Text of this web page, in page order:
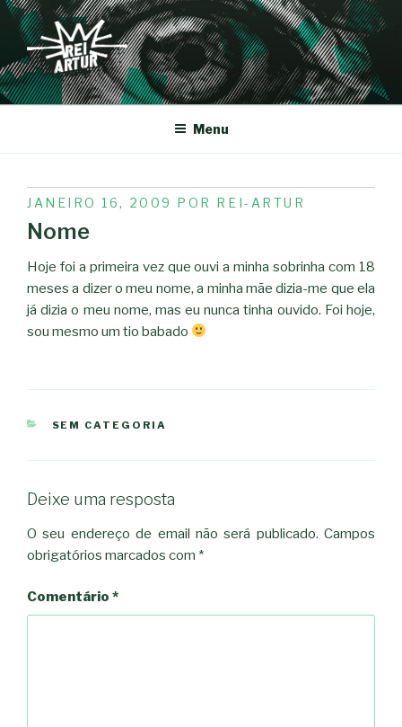
Saltar
para
conteúdo
REI-ARTUR
Menu
PUBLICADO
EM
JANEIRO 16, 2009 POR REI-ARTUR
Nome
Hoje foi a primeira vez que ouvi a minha sobrinha com 18
meses a dizer o meu nome, a minha mãe dizia-me que ela
já dizia o meu nome, mas eu nunca tinha ouvido. Foi hoje,
sou mesmo um tio babado
CATEGORIAS
SEM CATEGORIA
Deixe uma resposta
O seu endereço de email não será publicado. Campos
obrigatórios marcados com *
Comentário *